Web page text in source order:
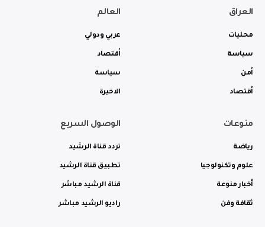
العراق
محليات
سياسة
أمن
أقتصاد
العالم
عربي ودولي
أقتصاد
سياسة
الاخيرة
منوعات
رياضة
علوم وتكنولوجيا
أخبار منوعة
ثقافة وفن
الوصول السريع
تردد قناة الرشيد
تطبيق قناة الرشيد
قناة الرشيد مباشر
راديو الرشيد مباشر